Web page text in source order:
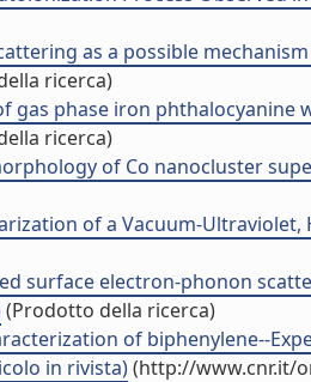
as a possible
ricerca)
gas phase iron
ricerca)
of Co nanocluster
of a Vacuum-Ultraviolet,
surface electron-phonon
(Prodotto della ricerca)
of biphenylene--
in rivista)(http://www.cnr.it/